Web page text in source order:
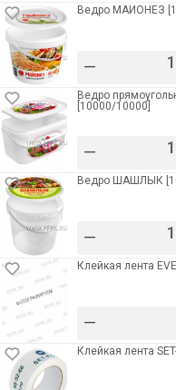
Ведро МАЙОНЕЗ
–
Ведро
[10000/10000]
–
Ведро ШАШЛЫК
–
Клейкая лента
–
Клейкая лента